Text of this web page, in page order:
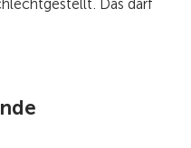
Das darf